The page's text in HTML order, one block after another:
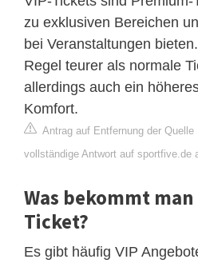
zu exklusiven Bereichen
bei Veranstaltungen
Regel teurer als normale
allerdings auch ein
Komfort.
Antrag auf Entfernung der Quelle
vollständige Antwort auf sportfive.de
Was bekommt
Ticket?
Es gibt häufig VIP